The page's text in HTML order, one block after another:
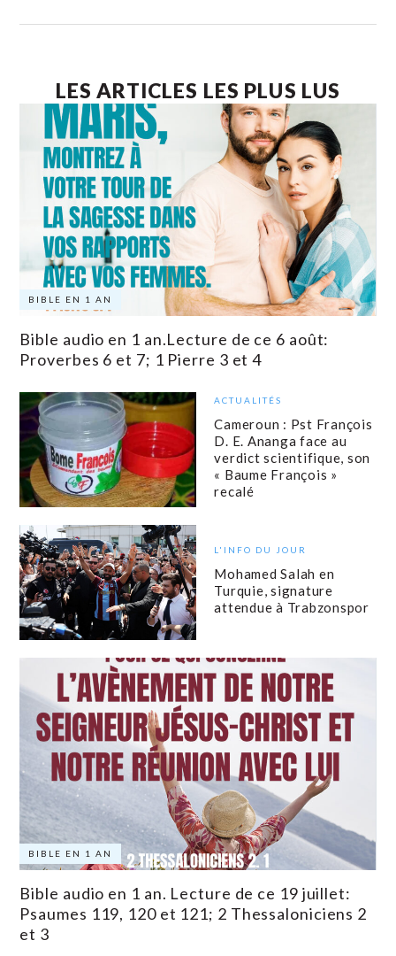
LES ARTICLES LES PLUS LUS
BIBLE EN 1 AN
Bible audio en 1 an.Lecture de ce 6 août:
Proverbes 6 et 7; 1 Pierre 3 et 4
ACTUALITÉS
Cameroun : Pst François
D. E. Ananga face au
verdict scientifique, son
« Baume François »
recalé
L'INFO DU JOUR
Mohamed Salah en
Turquie, signature
attendue à Trabzonspor
BIBLE EN 1 AN
Bible audio en 1 an. Lecture de ce 19 juillet:
Psaumes 119, 120 et 121; 2 Thessaloniciens 2
et 3